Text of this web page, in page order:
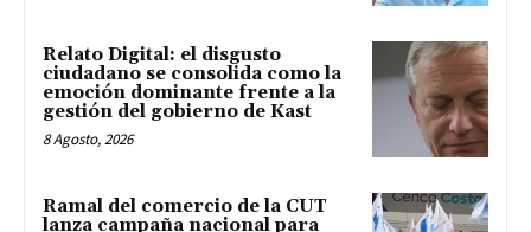
Relato Digital: el disgusto
ciudadano se consolida como la
emoción dominante frente a la
gestión del gobierno de Kast
8 Agosto, 2026
Ramal del comercio de la CUT
lanza campaña nacional para